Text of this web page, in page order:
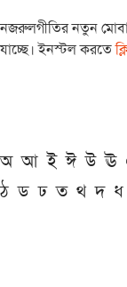
নজরুলগীতির নতুন
যাচ্ছে। ইনস্টল করতে
অ আ ই ঈ উ ঊ
ঠ ড ঢ ত থ দ ধ